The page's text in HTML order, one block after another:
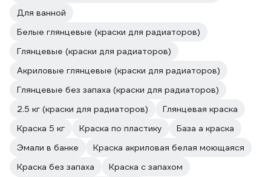
Для ванной
Белые глянцевые (краски для радиаторов)
Глянцевые (краски для радиаторов)
Акриловые глянцевые (краски для радиаторов)
Глянцевые без запаха (краски для радиаторов)
2.5 кг (краски для радиаторов)
Глянцевая краска
Краска 5 кг
Краска по пластику
База а краска
Эмали в банке
Краска акриловая белая моющаяся
Краска без запаха
Краска с запахом